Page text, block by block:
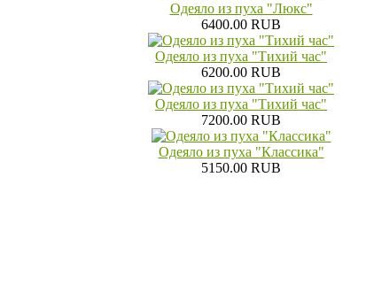
Одеяло из пуха "Люкс"
6400.00 RUB
Одеяло из пуха "Тихий час"
6200.00 RUB
Одеяло из пуха "Тихий час"
7200.00 RUB
Одеяло из пуха "Классика"
5150.00 RUB